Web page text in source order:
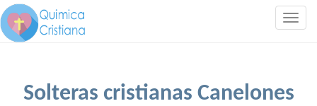
Solteras cristianas Canelones